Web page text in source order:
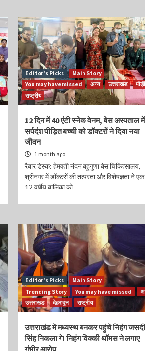
Editor’s Picks
Main Story
You may have missed
अन्य उत्तराखंड
पौड़ी
राष्ट्रीय
12 दिन में 40 एंटी स्नेक वेनम, बेस अस्पताल में
सर्पदंश पीड़ित बच्ची को डॉक्टरों ने दिया नया
जीवन
1 month ago
रैबार डेस्क: हेमवती नंदन बहुगुणा बेस चिकित्सालय,
श्रीनगर में डॉक्टरों की तत्परता और विशेषज्ञता ने एक
12 वर्षीय बालिका को...
Editor’s Picks
Main Story
Trending Story
You may have missed
उत्तराखंड
देहरादून राष्ट्रीय
उत्तराखंड में मध्यस्थ बनकर पहुंचे निहंग
सिंह निकला गे! निहंग विक्की थॉमस ने लगाए